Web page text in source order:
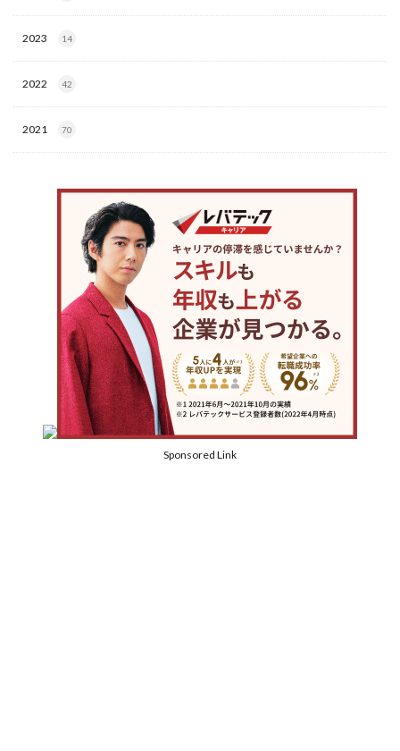
2023 14
2022 42
2021 70
Sponsored Link